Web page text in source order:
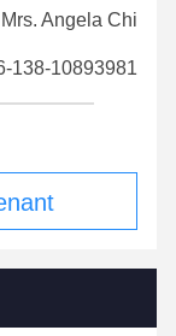
Mrs. Angela Chi
138-10893981